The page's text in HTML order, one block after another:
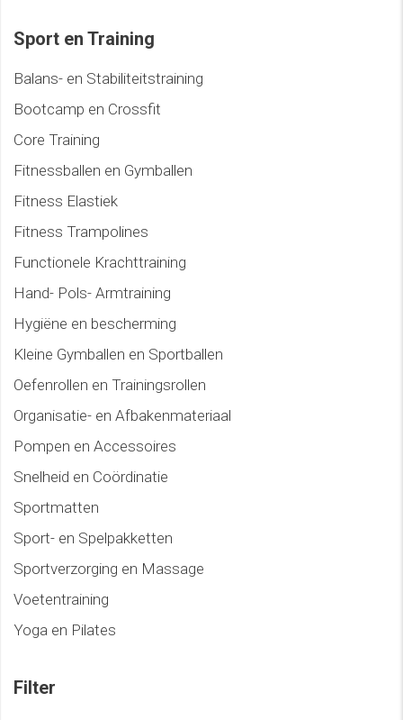
Sport en Training
Balans- en Stabiliteitstraining
Bootcamp en Crossfit
Core Training
Fitnessballen en Gymballen
Fitness Elastiek
Fitness Trampolines
Functionele Krachttraining
Hand- Pols- Armtraining
Hygiëne en bescherming
Kleine Gymballen en Sportballen
Oefenrollen en Trainingsrollen
Organisatie- en Afbakenmateriaal
Pompen en Accessoires
Snelheid en Coördinatie
Sportmatten
Sport- en Spelpakketten
Sportverzorging en Massage
Voetentraining
Yoga en Pilates
Filter